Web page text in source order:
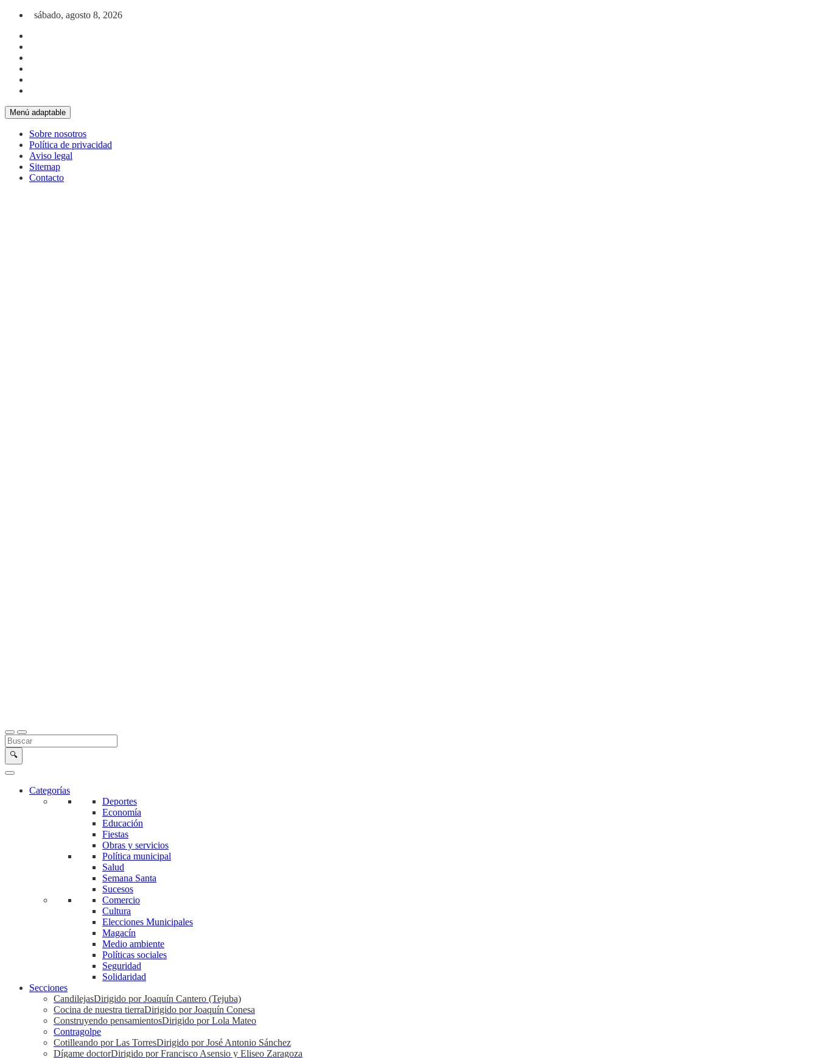
Saltar al contenido
sábado, agosto 8, 2026
Menú adaptable
Sobre nosotros
Política de privacidad
Aviso legal
Sitemap
Contacto
Buscar en la web
Buscar
🔍
Categorías
Deportes
Economía
Educación
Fiestas
Obras y servicios
Política municipal
Salud
Semana Santa
Sucesos
Comercio
Cultura
Elecciones Municipales
Magacín
Medio ambiente
Políticas sociales
Seguridad
Solidaridad
Secciones
CandilejasDirigido por Joaquín Cantero (Tejuba)
Cocina de nuestra tierraDirigido por Joaquín Conesa
Construyendo pensamientosDirigido por Lola Mateo
Contragolpe
Cotilleando por Las TorresDirigido por José Antonio Sánchez
Dígame doctorDirigido por Francisco Asensio y Eliseo Zaragoza